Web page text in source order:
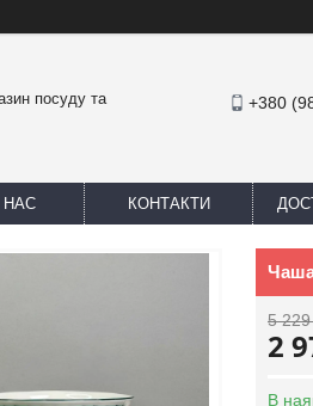
посуду та
+380
НАС КОНТАКТИ
5
2
В